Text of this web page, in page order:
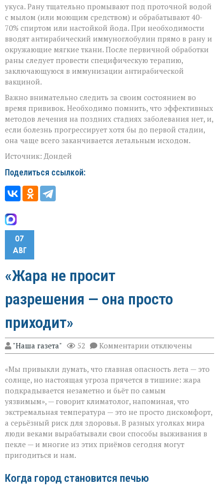
укуса. Рану тщательно промывают под проточной водой
с мылом (или моющим средством) и обрабатывают 40-
70% спиртом или настойкой йода. При необходимости
вводят антирабический иммуноглобулин прямо в рану и
окружающие мягкие ткани. После первичной обработки
раны следует провести специфическую терапию,
заключающуюся в иммунизации антирабической
вакциной.
Важно внимательно следить за своим состоянием во
время прививок. Необходимо помнить, что эффективных
методов лечения на поздних стадиях заболевания нет, и,
если болезнь прогрессирует хотя бы до первой стадии,
она чаще всего заканчивается летальным исходом.
Источник: Дондей
Поделиться ссылкой:
07
АВГ
«Жара не просит
разрешения — она просто
приходит»
"Наша газета" 52 Комментарии к
записи
не
просит
разрешения — она
просто
приходит»
отключены
«Мы привыкли думать, что главная опасность лета — это
солнце, но настоящая угроза прячется в тишине: жара
подкрадывается незаметно и бьёт по самым
уязвимым», — говорит климатолог, напоминая, что
экстремальная температура — это не просто дискомфорт,
а серьёзный риск для здоровья. В разных уголках мира
люди веками вырабатывали свои способы выживания в
пекле — и многие из этих приёмов сегодня могут
пригодиться и нам.
Когда город становится печью